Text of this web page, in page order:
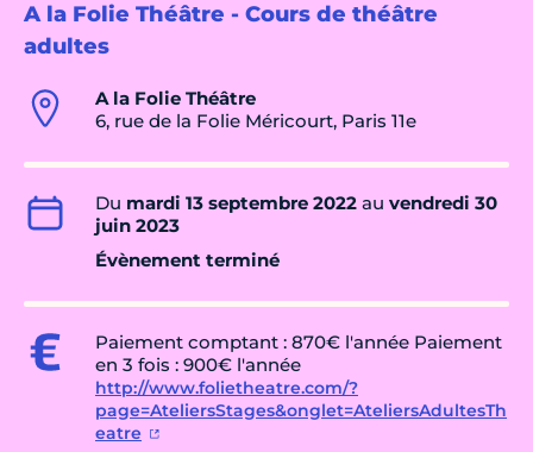
A la Folie Théâtre - Cours de théâtre
adultes
A la Folie Théâtre
6, rue de la Folie Méricourt, Paris 11e
Du mardi 13 septembre 2022 au vendredi 30
juin 2023
Évènement terminé
Paiement comptant : 870€ l'année Paiement
en 3 fois : 900€ l'année
http://www.folietheatre.com/?
page=AteliersStages&onglet=AteliersAdultesTh
eatre